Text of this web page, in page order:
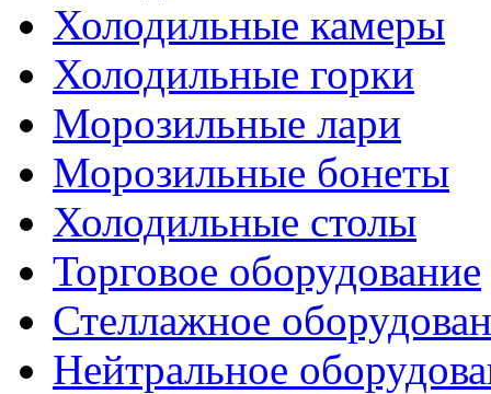
Холодильные камеры
Холодильные горки
Морозильные лари
Морозильные бонеты
Холодильные столы
Торговое оборудование
Стеллажное
Нейтральное